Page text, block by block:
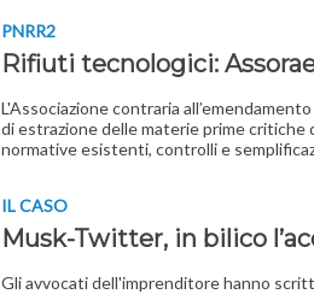
PNRR2
Rifiuti tecnologici:
L'Associazione contraria
di estrazione delle materie prime
normative esistenti, controlli e
IL CASO
Musk-Twitter, in bilico
Gli avvocati dell'imprenditore hanno